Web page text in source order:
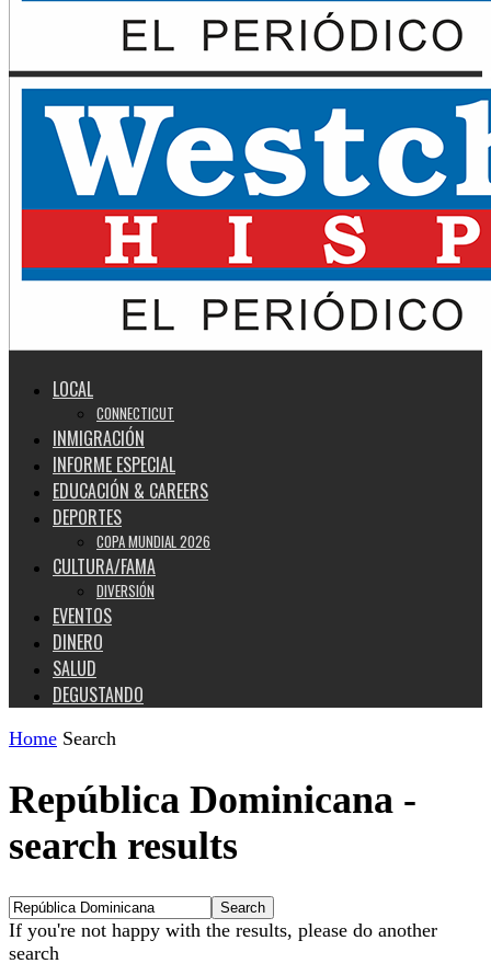
LOCAL
CONNECTICUT
INMIGRACIÓN
INFORME ESPECIAL
EDUCACIÓN & CAREERS
DEPORTES
COPA MUNDIAL 2026
CULTURA/FAMA
DIVERSIÓN
EVENTOS
DINERO
SALUD
DEGUSTANDO
Home Search
República Dominicana -
search results
If you're not happy with the results, please do another
search